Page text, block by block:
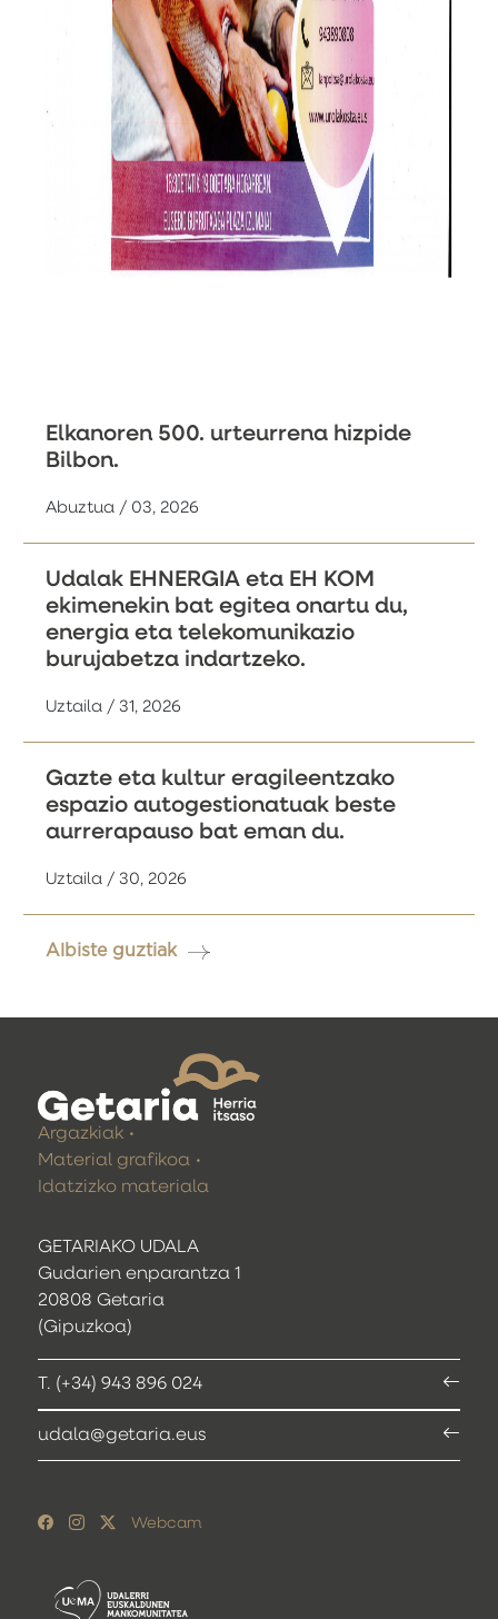
Elkanoren 500. urteurrena hizpide
Bilbon.
Abuztua / 03, 2026
Udalak EHNERGIA eta EH KOM
ekimenekin bat egitea onartu du,
energia eta telekomunikazio
burujabetza indartzeko.
Uztaila / 31, 2026
Gazte eta kultur eragileentzako
espazio autogestionatuak beste
aurrerapauso bat eman du.
Uztaila / 30, 2026
Albiste guztiak
GETARIAKO UDALA
Gudarien enparantza 1
20808 Getaria
(Gipuzkoa)
T. (+34) 943 896 024
udala@getaria.eus
Argazkiak
Material grafikoa
Idatzizko materiala
Webcam